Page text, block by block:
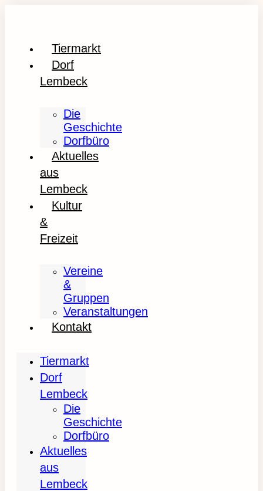
Tiermarkt
Dorf
Lembeck
Die
Geschichte
Dorfbüro
Aktuelles
aus
Lembeck
Kultur
&
Freizeit
Vereine
&
Gruppen
Veranstaltungen
Kontakt
Tiermarkt
Dorf
Lembeck
Die
Geschichte
Dorfbüro
Aktuelles
aus
Lembeck